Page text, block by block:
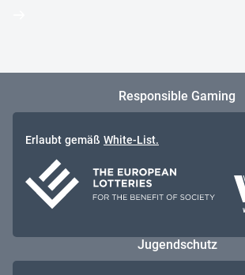
Responsible Gaming
Erlaubt gemäß White-List.
Jugendschutz